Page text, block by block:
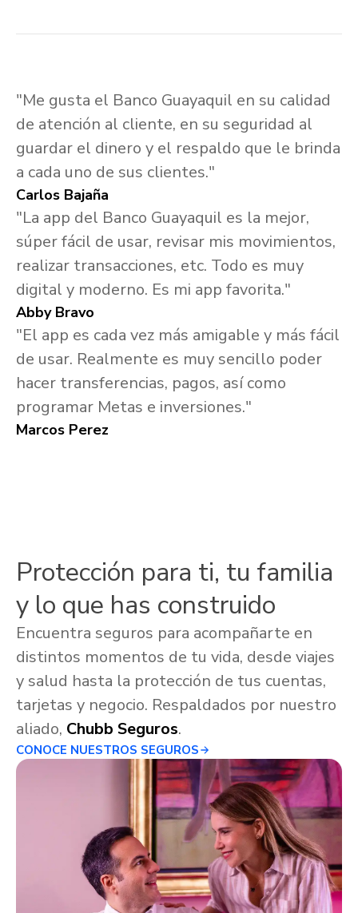
"Me gusta el Banco Guayaquil en su calidad
de atención al cliente, en su seguridad al
guardar el dinero y el respaldo que le brinda
a cada uno de sus clientes."
Carlos Bajaña
"La app del Banco Guayaquil es la mejor,
súper fácil de usar, revisar mis movimientos,
realizar transacciones, etc. Todo es muy
digital y moderno. Es mi app favorita."
Abby Bravo
"El app es cada vez más amigable y más fácil
de usar. Realmente es muy sencillo poder
hacer transferencias, pagos, así como
programar Metas e inversiones."
Marcos Perez
Protección para ti, tu familia
y lo que has construido
Encuentra seguros para acompañarte en
distintos momentos de tu vida, desde viajes
y salud hasta la protección de tus cuentas,
tarjetas y negocio. Respaldados por nuestro
aliado, Chubb Seguros.
CONOCE NUESTROS SEGUROS